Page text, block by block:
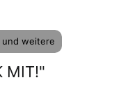
und weitere
MIT!"